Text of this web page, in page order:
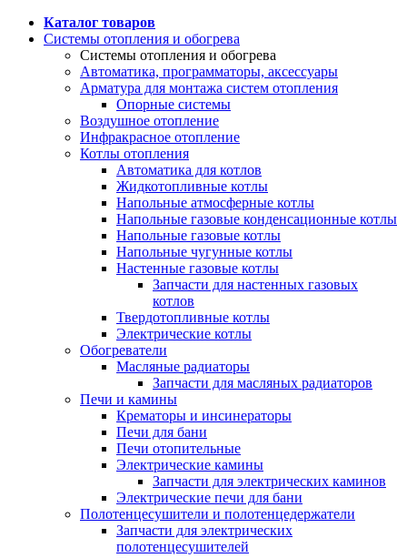
Каталог товаров
Системы отопления и обогрева
Системы отопления и обогрева
Автоматика, программаторы, аксессуары
Арматура для монтажа систем отопления
Опорные системы
Воздушное отопление
Инфракрасное отопление
Котлы отопления
Автоматика для котлов
Жидкотопливные котлы
Напольные атмосферные котлы
Напольные газовые конденсационные котлы
Напольные газовые котлы
Напольные чугунные котлы
Настенные газовые котлы
Запчасти для настенных газовых
котлов
Твердотопливные котлы
Электрические котлы
Обогреватели
Масляные радиаторы
Запчасти для масляных радиаторов
Печи и камины
Крематоры и инсинераторы
Печи для бани
Печи отопительные
Электрические камины
Запчасти для электрических каминов
Электрические печи для бани
Полотенцесушители и полотенцедержатели
Запчасти для электрических
полотенцесушителей